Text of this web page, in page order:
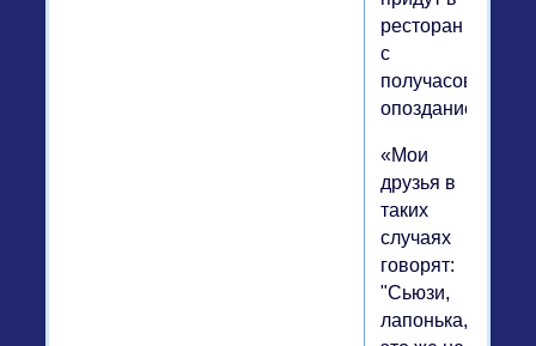
ресторан
с
получасовым
опозданием.
«Мои
друзья в
таких
случаях
говорят:
"Сьюзи,
лапонька,